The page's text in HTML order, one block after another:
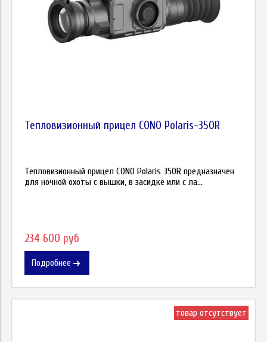
Тепловизионный прицел CONO Polaris-350R
Тепловизионный прицел CONO Polaris 350R предназначен
для ночной охоты с вышки, в засидке или с ла...
234 600 руб
Подробнее
товар отсутствует